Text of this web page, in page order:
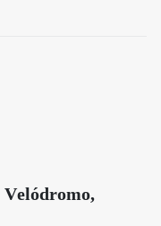
Velódromo,